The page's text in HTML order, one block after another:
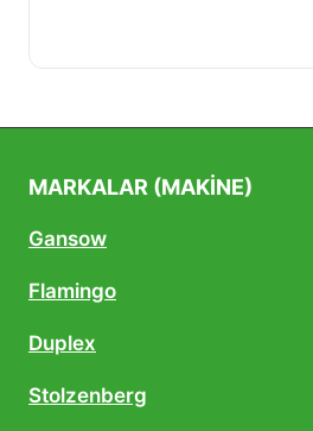
MARKALAR (MAKINE)
Gansow
Flamingo
Duplex
Stolzenberg